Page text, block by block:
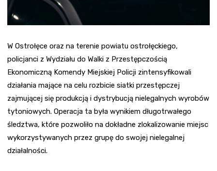
W Ostrołęce oraz na terenie powiatu ostrołęckiego,
policjanci z Wydziału do Walki z Przestępczością
Ekonomiczną Komendy Miejskiej Policji zintensyfikowali
działania mające na celu rozbicie siatki przestępczej
zajmującej się produkcją i dystrybucją nielegalnych wyrobów
tytoniowych. Operacja ta była wynikiem długotrwałego
śledztwa, które pozwoliło na dokładne zlokalizowanie miejsc
wykorzystywanych przez grupę do swojej nielegalnej
działalności.